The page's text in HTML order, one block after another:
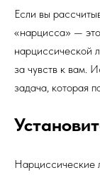
Если вы
«нарцисса» —
нарциссической
за чувств к вам.
задача, которая
Нарциссические